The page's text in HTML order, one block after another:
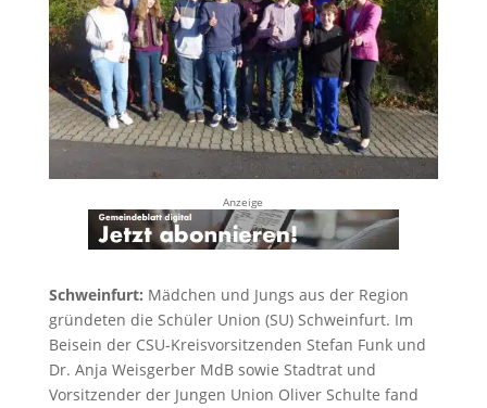
Anzeige
Schweinfurt: Mädchen und Jungs aus der Region
gründeten die Schüler Union (SU) Schweinfurt. Im
Beisein der CSU-Kreisvorsitzenden Stefan Funk und
Dr. Anja Weisgerber MdB sowie Stadtrat und
Vorsitzender der Jungen Union Oliver Schulte fand